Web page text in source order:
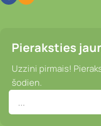
Pieraksties
Uzzini pirmais!
šodien.